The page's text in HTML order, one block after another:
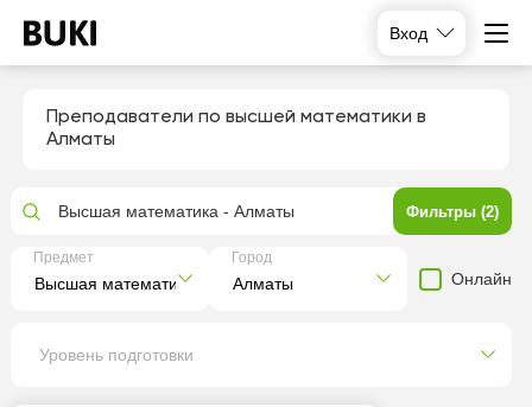
Вход
Преподаватели по высшей математики в
Алматы
Высшая математика - Алматы Фильтры (2)
Предмет Город
Онлайн
Уровень подготовки